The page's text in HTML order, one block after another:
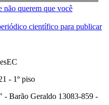
não querem que você
científico para publicar
- 1º piso
Barão Geraldo 13083-859 -